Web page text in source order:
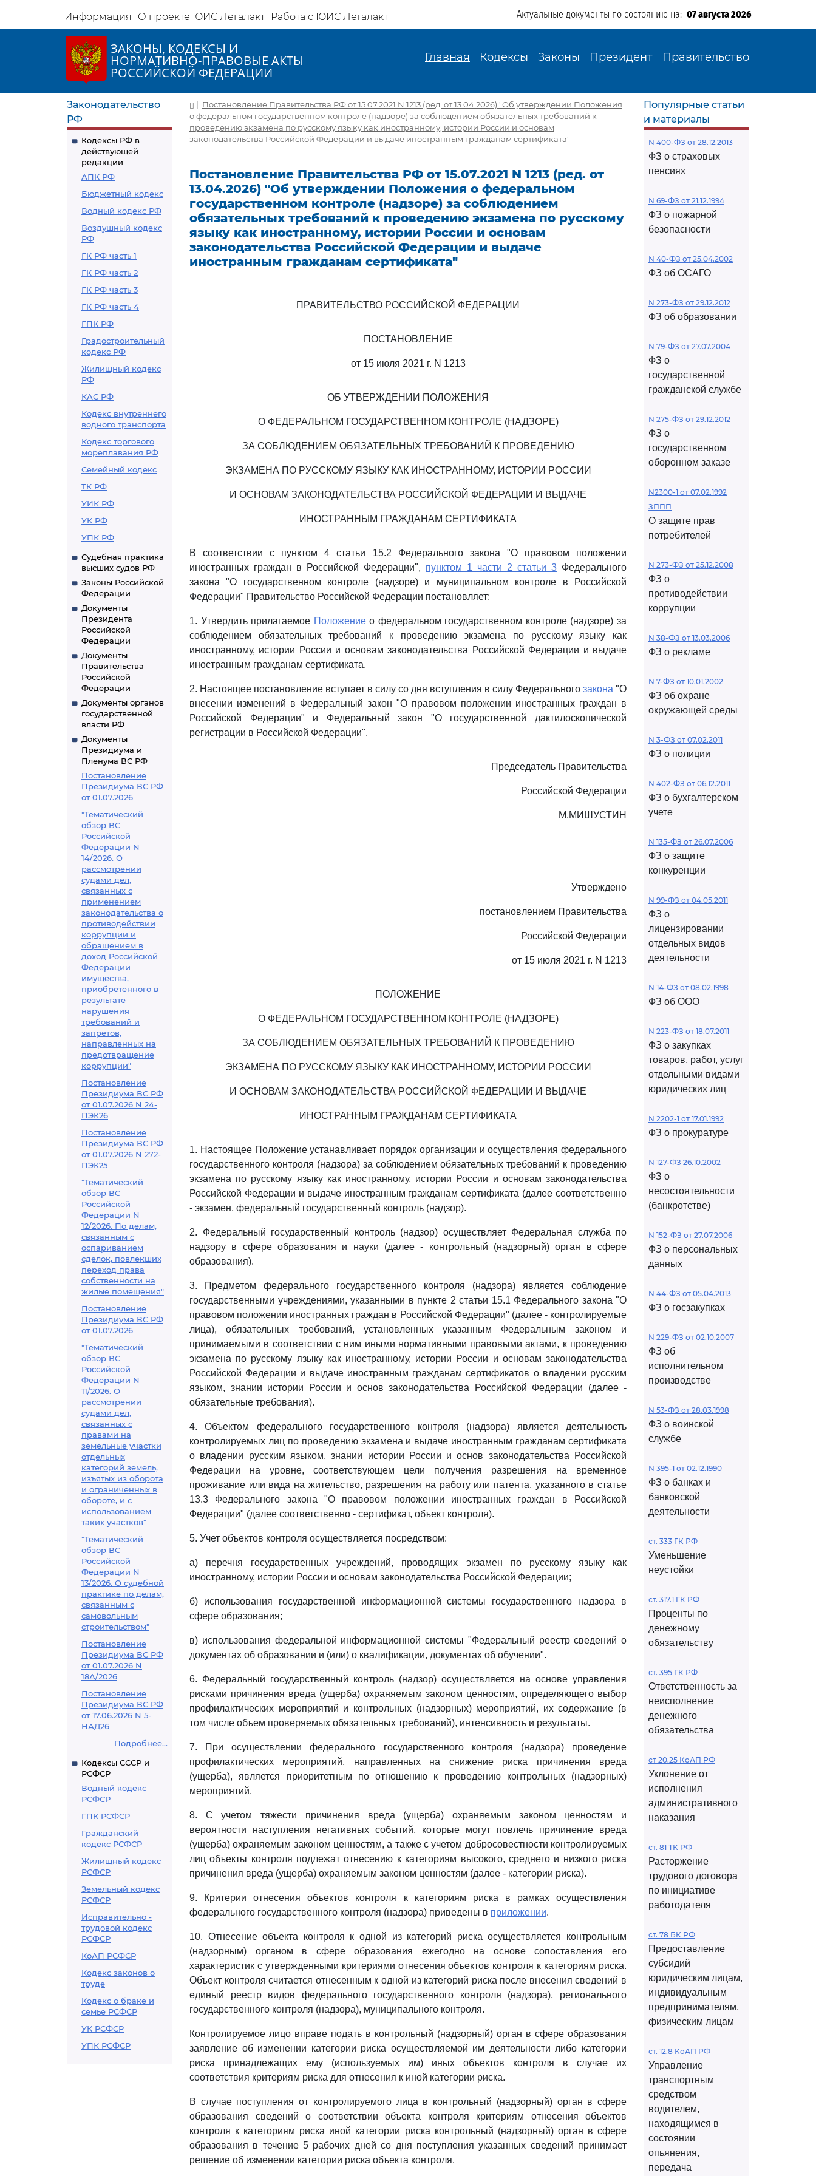
Информация О проекте ЮИС Легалакт Работа с ЮИС Легалакт Актуальные документы по состоянию на: 07 августа 2026
ЗАКОНЫ, КОДЕКСЫ И
НОРМАТИВНО-ПРАВОВЫЕ АКТЫ
РОССИЙСКОЙ ФЕДЕРАЦИИ
Главная Кодексы Законы Президент Правительство
Законодательство
РФ
Кодексы РФ в
действующей
редакции
АПК РФ
Бюджетный кодекс
Водный кодекс РФ
Воздушный кодекс
РФ
ГК РФ часть 1
ГК РФ часть 2
ГК РФ часть 3
ГК РФ часть 4
ГПК РФ
Градостроительный
кодекс РФ
Жилищный кодекс
РФ
КАС РФ
Кодекс внутреннего
водного транспорта
Кодекс торгового
мореплавания РФ
Семейный кодекс
ТК РФ
УИК РФ
УК РФ
УПК РФ
Судебная практика
высших судов РФ
Законы Российской
Федерации
Документы
Президента
Российской
Федерации
Документы
Правительства
Российской
Федерации
Документы органов
государственной
власти РФ
Документы
Президиума и
Пленума ВС РФ
Постановление
Президиума ВС РФ
от 01.07.2026
"Тематический
обзор ВС
Российской
Федерации N
14/2026. О
рассмотрении
судами дел,
связанных с
применением
законодательства о
противодействии
коррупции и
обращением в
доход Российской
Федерации
имущества,
приобретенного в
результате
нарушения
требований и
запретов,
направленных на
предотвращение
коррупции"
Постановление
Президиума ВС РФ
от 01.07.2026 N 24-
ПЭК26
Постановление
Президиума ВС РФ
от 01.07.2026 N 272-
ПЭК25
"Тематический
обзор ВС
Российской
Федерации N
12/2026. По делам,
связанным с
оспариванием
сделок, повлекших
переход права
собственности на
жилые помещения"
Постановление
Президиума ВС РФ
от 01.07.2026
"Тематический
обзор ВС
Российской
Федерации N
11/2026. О
рассмотрении
судами дел,
связанных с
правами на
земельные участки
отдельных
категорий земель,
изъятых из оборота
и ограниченных в
обороте, и с
использованием
таких участков"
"Тематический
обзор ВС
Российской
Федерации N
13/2026. О судебной
практике по делам,
связанным с
самовольным
строительством"
Постановление
Президиума ВС РФ
от 01.07.2026 N
18А/2026
Постановление
Президиума ВС РФ
от 17.06.2026 N 5-
НАД26
Подробнее...
Кодексы СССР и
РСФСР
Водный кодекс
РСФСР
ГПК РСФСР
Гражданский
кодекс РСФСР
Жилищный кодекс
РСФСР
Земельный кодекс
РСФСР
Исправительно -
трудовой кодекс
РСФСР
КоАП РСФСР
Кодекс законов о
труде
Кодекс о браке и
семье РСФСР
УК РСФСР
УПК РСФСР
| Постановление Правительства РФ от 15.07.2021 N 1213 (ред. от 13.04.2026) "Об утверждении Положения
о федеральном государственном контроле (надзоре) за соблюдением обязательных требований к
проведению экзамена по русскому языку как иностранному, истории России и основам
законодательства Российской Федерации и выдаче иностранным гражданам сертификата"
Постановление Правительства РФ от 15.07.2021 N 1213 (ред. от
13.04.2026) "Об утверждении Положения о федеральном
государственном контроле (надзоре) за соблюдением
обязательных требований к проведению экзамена по русскому
языку как иностранному, истории России и основам
законодательства Российской Федерации и выдаче
иностранным гражданам сертификата"
ПРАВИТЕЛЬСТВО РОССИЙСКОЙ ФЕДЕРАЦИИ
ПОСТАНОВЛЕНИЕ
от 15 июля 2021 г. N 1213
ОБ УТВЕРЖДЕНИИ ПОЛОЖЕНИЯ
О ФЕДЕРАЛЬНОМ ГОСУДАРСТВЕННОМ КОНТРОЛЕ (НАДЗОРЕ)
ЗА СОБЛЮДЕНИЕМ ОБЯЗАТЕЛЬНЫХ ТРЕБОВАНИЙ К ПРОВЕДЕНИЮ
ЭКЗАМЕНА ПО РУССКОМУ ЯЗЫКУ КАК ИНОСТРАННОМУ, ИСТОРИИ РОССИИ
И ОСНОВАМ ЗАКОНОДАТЕЛЬСТВА РОССИЙСКОЙ ФЕДЕРАЦИИ И ВЫДАЧЕ
ИНОСТРАННЫМ ГРАЖДАНАМ СЕРТИФИКАТА
В соответствии с пунктом 4 статьи 15.2 Федерального закона "О правовом положении
иностранных граждан в Российской Федерации", пунктом 1 части 2 статьи 3 Федерального
закона "О государственном контроле (надзоре) и муниципальном контроле в Российской
Федерации" Правительство Российской Федерации постановляет:
1. Утвердить прилагаемое Положениео федеральном государственном контроле (надзоре) за
соблюдением обязательных требований к проведению экзамена по русскому языку как
иностранному, истории России и основам законодательства Российской Федерации и выдаче
иностранным гражданам сертификата.
2. Настоящее постановление вступает в силу со дня вступления в силу Федерального закона "О
внесении изменений в Федеральный закон "О правовом положении иностранных граждан в
Российской Федерации" и Федеральный закон "О государственной дактилоскопической
регистрации в Российской Федерации".
Председатель Правительства
Российской Федерации
М.МИШУСТИН
Утверждено
постановлением Правительства
Российской Федерации
от 15 июля 2021 г. N 1213
ПОЛОЖЕНИЕ
О ФЕДЕРАЛЬНОМ ГОСУДАРСТВЕННОМ КОНТРОЛЕ (НАДЗОРЕ)
ЗА СОБЛЮДЕНИЕМ ОБЯЗАТЕЛЬНЫХ ТРЕБОВАНИЙ К ПРОВЕДЕНИЮ
ЭКЗАМЕНА ПО РУССКОМУ ЯЗЫКУ КАК ИНОСТРАННОМУ, ИСТОРИИ РОССИИ
И ОСНОВАМ ЗАКОНОДАТЕЛЬСТВА РОССИЙСКОЙ ФЕДЕРАЦИИ И ВЫДАЧЕ
ИНОСТРАННЫМ ГРАЖДАНАМ СЕРТИФИКАТА
1. Настоящее Положение устанавливает порядок организации и осуществления федерального
государственного контроля (надзора) за соблюдением обязательных требований к проведению
экзамена по русскому языку как иностранному, истории России и основам законодательства
Российской Федерации и выдаче иностранным гражданам сертификата (далее соответственно
- экзамен, федеральный государственный контроль (надзор).
2. Федеральный государственный контроль (надзор) осуществляет Федеральная служба по
надзору в сфере образования и науки (далее - контрольный (надзорный) орган в сфере
образования).
3. Предметом федерального государственного контроля (надзора) является соблюдение
государственными учреждениями, указанными в пункте 2 статьи 15.1 Федерального закона "О
правовом положении иностранных граждан в Российской Федерации" (далее - контролируемые
лица), обязательных требований, установленных указанным Федеральным законом и
принимаемыми в соответствии с ним иными нормативными правовыми актами, к проведению
экзамена по русскому языку как иностранному, истории России и основам законодательства
Российской Федерации и выдаче иностранным гражданам сертификатов о владении русским
языком, знании истории России и основ законодательства Российской Федерации (далее -
обязательные требования).
4. Объектом федерального государственного контроля (надзора) является деятельность
контролируемых лиц по проведению экзамена и выдаче иностранным гражданам сертификата
о владении русским языком, знании истории России и основ законодательства Российской
Федерации на уровне, соответствующем цели получения разрешения на временное
проживание или вида на жительство, разрешения на работу или патента, указанного в статье
13.3 Федерального закона "О правовом положении иностранных граждан в Российской
Федерации" (далее соответственно - сертификат, объект контроля).
5. Учет объектов контроля осуществляется посредством:
а) перечня государственных учреждений, проводящих экзамен по русскому языку как
иностранному, истории России и основам законодательства Российской Федерации;
б) использования государственной информационной системы государственного надзора в
сфере образования;
в) использования федеральной информационной системы "Федеральный реестр сведений о
документах об образовании и (или) о квалификации, документах об обучении".
6. Федеральный государственный контроль (надзор) осуществляется на основе управления
рисками причинения вреда (ущерба) охраняемым законом ценностям, определяющего выбор
профилактических мероприятий и контрольных (надзорных) мероприятий, их содержание (в
том числе объем проверяемых обязательных требований), интенсивность и результаты.
7. При осуществлении федерального государственного контроля (надзора) проведение
профилактических мероприятий, направленных на снижение риска причинения вреда
(ущерба), является приоритетным по отношению к проведению контрольных (надзорных)
мероприятий.
8. С учетом тяжести причинения вреда (ущерба) охраняемым законом ценностям и
вероятности наступления негативных событий, которые могут повлечь причинение вреда
(ущерба) охраняемым законом ценностям, а также с учетом добросовестности контролируемых
лиц объекты контроля подлежат отнесению к категориям высокого, среднего и низкого риска
причинения вреда (ущерба) охраняемым законом ценностям (далее - категории риска).
9. Критерии отнесения объектов контроля к категориям риска в рамках осуществления
федерального государственного контроля (надзора) приведены в приложении.
10. Отнесение объекта контроля к одной из категорий риска осуществляется контрольным
(надзорным) органом в сфере образования ежегодно на основе сопоставления его
характеристик с утвержденными критериями отнесения объектов контроля к категориям риска.
Объект контроля считается отнесенным к одной из категорий риска после внесения сведений в
единый реестр видов федерального государственного контроля (надзора), регионального
государственного контроля (надзора), муниципального контроля.
Контролируемое лицо вправе подать в контрольный (надзорный) орган в сфере образования
заявление об изменении категории риска осуществляемой им деятельности либо категории
риска принадлежащих ему (используемых им) иных объектов контроля в случае их
соответствия критериям риска для отнесения к иной категории риска.
В случае поступления от контролируемого лица в контрольный (надзорный) орган в сфере
образования сведений о соответствии объекта контроля критериям отнесения объектов
контроля к категориям риска иной категории риска контрольный (надзорный) орган в сфере
образования в течение 5 рабочих дней со дня поступления указанных сведений принимает
решение об изменении категории риска объекта контроля.
Популярные статьи
и материалы
N 400-ФЗ от 28.12.2013
ФЗ о страховых
пенсиях
N 69-ФЗ от 21.12.1994
ФЗ о пожарной
безопасности
N 40-ФЗ от 25.04.2002
ФЗ об ОСАГО
N 273-ФЗ от 29.12.2012
ФЗ об образовании
N 79-ФЗ от 27.07.2004
ФЗ о
государственной
гражданской службе
N 275-ФЗ от 29.12.2012
ФЗ о
государственном
оборонном заказе
N2300-1 от 07.02.1992
ЗППП
О защите прав
потребителей
N 273-ФЗ от 25.12.2008
ФЗ о
противодействии
коррупции
N 38-ФЗ от 13.03.2006
ФЗ о рекламе
N 7-ФЗ от 10.01.2002
ФЗ об охране
окружающей среды
N 3-ФЗ от 07.02.2011
ФЗ о полиции
N 402-ФЗ от 06.12.2011
ФЗ о бухгалтерском
учете
N 135-ФЗ от 26.07.2006
ФЗ о защите
конкуренции
N 99-ФЗ от 04.05.2011
ФЗ о
лицензировании
отдельных видов
деятельности
N 14-ФЗ от 08.02.1998
ФЗ об ООО
N 223-ФЗ от 18.07.2011
ФЗ о закупках
товаров, работ, услуг
отдельными видами
юридических лиц
N 2202-1 от 17.01.1992
ФЗ о прокуратуре
N 127-ФЗ 26.10.2002
ФЗ о
несостоятельности
(банкротстве)
N 152-ФЗ от 27.07.2006
ФЗ о персональных
данных
N 44-ФЗ от 05.04.2013
ФЗ о госзакупках
N 229-ФЗ от 02.10.2007
ФЗ об
исполнительном
производстве
N 53-ФЗ от 28.03.1998
ФЗ о воинской
службе
N 395-1 от 02.12.1990
ФЗ о банках и
банковской
деятельности
ст. 333 ГК РФ
Уменьшение
неустойки
ст. 317.1 ГК РФ
Проценты по
денежному
обязательству
ст. 395 ГК РФ
Ответственность за
неисполнение
денежного
обязательства
ст 20.25 КоАП РФ
Уклонение от
исполнения
административного
наказания
ст. 81 ТК РФ
Расторжение
трудового договора
по инициативе
работодателя
ст. 78 БК РФ
Предоставление
субсидий
юридическим лицам,
индивидуальным
предпринимателям,
физическим лицам
ст. 12.8 КоАП РФ
Управление
транспортным
средством
водителем,
находящимся в
состоянии
опьянения,
передача